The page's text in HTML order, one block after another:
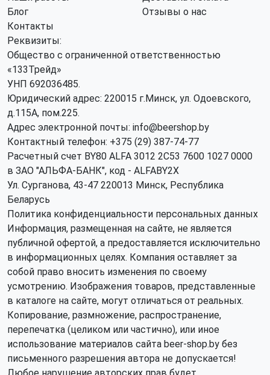
Блог
Отзывы о нас
Контакты
Реквизиты:
Общество с ограниченной ответственностью
«133Трейд»
УНП 692036485​.
Юридический адрес: 220015 г.Минск, ул. Одоевского,
д.115А, пом.225.
Адрес электронной почты: info@beershop.by
Контактный телефон: +375 (29) 387-74-77
Расчетный счет BY80 ALFA 3012 2C53 7600 1027 0000
в ЗАО "АЛЬФА-БАНК", код - ALFABY2X
Ул. Сурганова, 43-47 220013 Минск, Республика
Беларусь
Политика конфиденциальности персональных данных
Информация, размещенная на сайте, не является
публичной офертой, а предоставляется исключительно
в информационных целях. Компания оставляет за
собой право вносить изменения по своему
усмотрению. Изображения товаров, представленные
в каталоге на сайте, могут отличаться от реальных.
Копирование, размножение, распространение,
перепечатка (целиком или частично), или иное
использование материалов сайта beer-shop.by без
письменного разрешения автора не допускается!